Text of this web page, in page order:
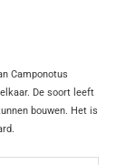
Camponotus
De soort leeft
bouwen. Het is